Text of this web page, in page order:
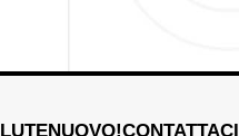
NUOVO!CONTATTACI